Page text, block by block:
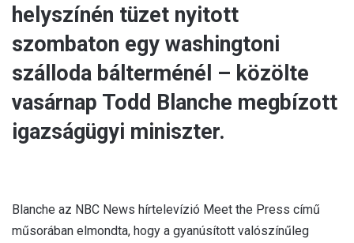
helyszínén tüzet nyitott
szombaton egy washingtoni
szálloda bálterménél – közölte
vasárnap Todd Blanche megbízott
igazságügyi miniszter.
Blanche az NBC News hírtelevízió Meet the Press című
műsorában elmondta, hogy a gyanúsított valószínűleg